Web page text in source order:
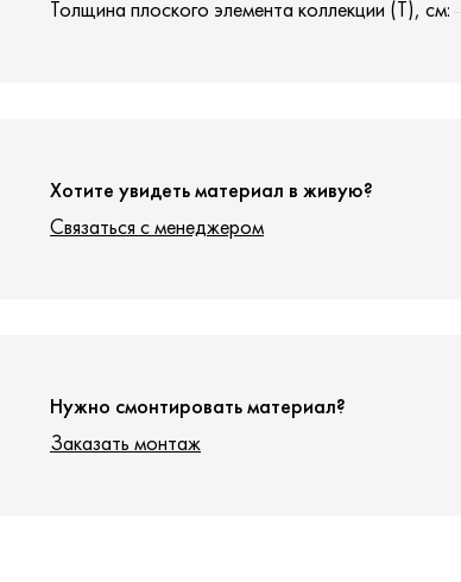
Толщина плоского элемента коллекции (T), см:
Хотите увидеть материал в живую?
Связаться с менеджером
Нужно смонтировать материал?
Заказать монтаж